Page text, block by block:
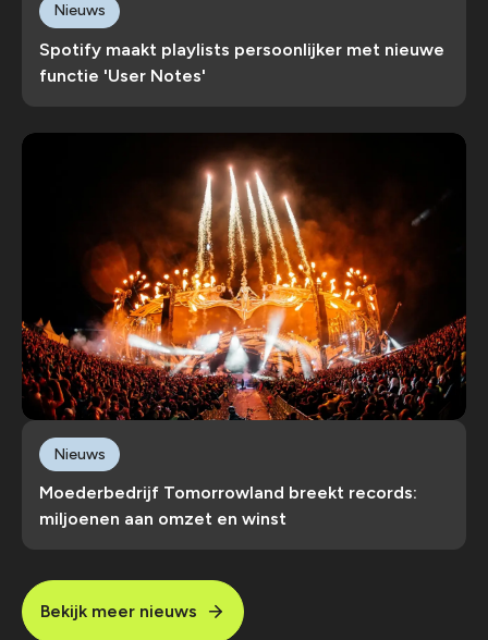
Spotify maakt playlists persoonlijker met nieuwe
functie 'User Notes'
Nieuws
Moederbedrijf Tomorrowland breekt records:
miljoenen aan omzet en winst
Nieuws
Bekijk meer nieuws